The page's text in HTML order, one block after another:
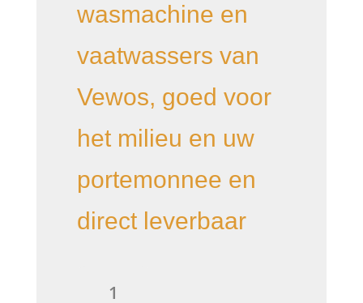
wasmachine en
vaatwassers van
Vewos, goed voor
het milieu en uw
portemonnee en
direct leverbaar